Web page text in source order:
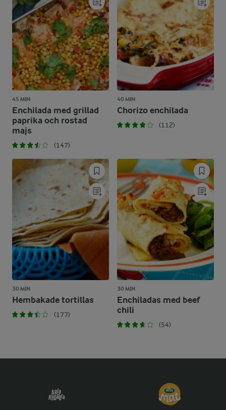
45 MIN
Enchilada med grillad
paprika och rostad
majs
(147)
40 MIN
Chorizo enchilada
(112)
30 MIN
Hembakade tortillas
(177)
30 MIN
Enchiladas med beef
chili
(54)